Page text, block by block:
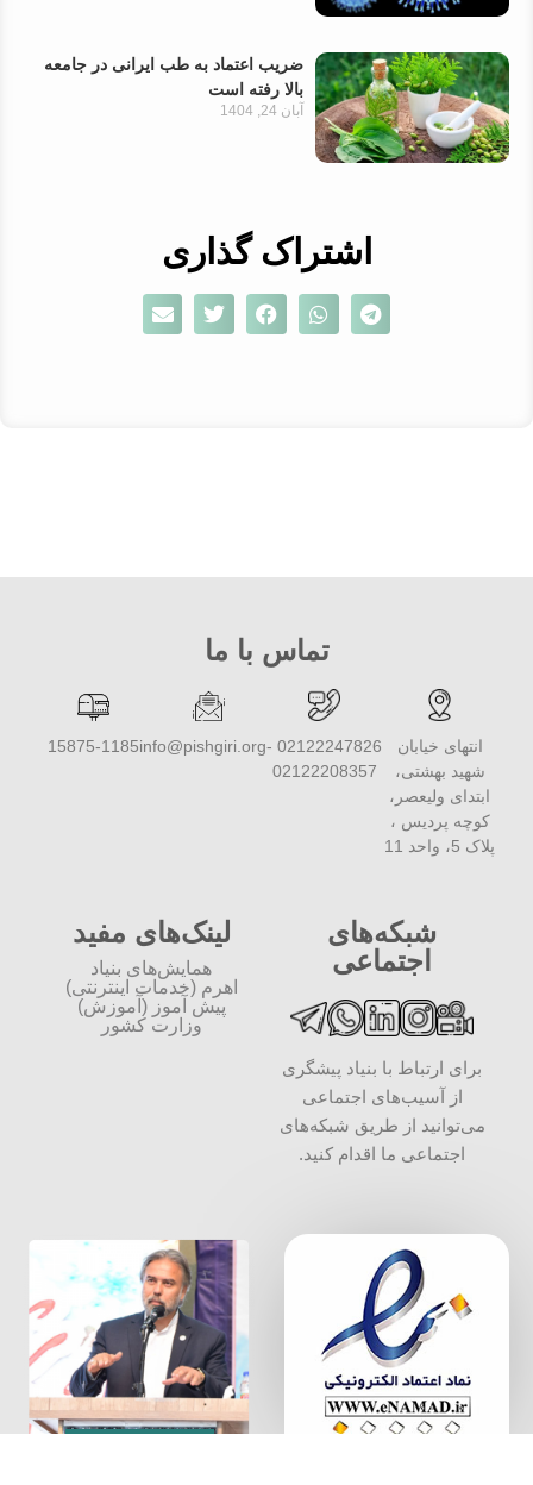
ضریب اعتماد به طب ایرانی در جامعه
بالا رفته است
آبان 24, 1404
اشتراک گذاری
تماس با ما
انتهای خیابان
شهید بهشتی،
ابتدای ولیعصر،
کوچه پردیس ،
پلاک 5، واحد 11
02122247826 -
02122208357
info@pishgiri.org
15875-1185
شبکه‌های
اجتماعی
برای ارتباط با بنیاد پیشگری
از آسیب‌های اجتماعی
می‌توانید از طریق شبکه‌‎های
اجتماعی ما اقدام کنید.
لینک‌های مفید
همایش‌های بنیاد
اهرم (خدمات اینترنتی)
پیش آموز (آموزش)
وزارت کشور